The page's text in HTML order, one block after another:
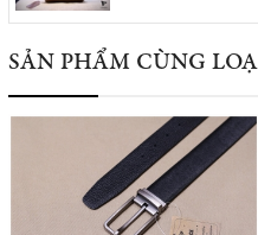
SẢN PHẨM CÙNG